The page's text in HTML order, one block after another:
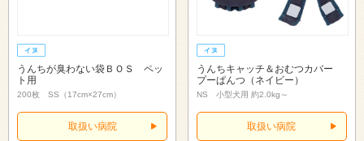
うんちが臭わない袋ＢＯＳ ペッ
ト用
200枚 SS（17cm×27cm）
取扱い病院
うんちキャッチ＆おむつカバー
プーぱんつ（ネイビー）
NS 小型犬用 約2.0kg～
取扱い病院